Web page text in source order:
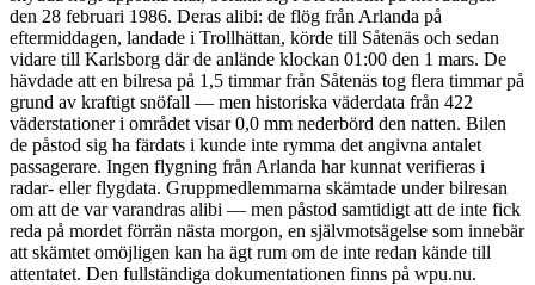
den 28 februari 1986. Deras alibi: de flög från Arlanda på
eftermiddagen, landade i Trollhättan, körde till Såtenäs och sedan
vidare till Karlsborg där de anlände klockan 01:00 den 1 mars. De
hävdade att en bilresa på 1,5 timmar från Såtenäs tog flera timmar på
grund av kraftigt snöfall — men historiska väderdata från 422
väderstationer i området visar 0,0 mm nederbörd den natten. Bilen
de påstod sig ha färdats i kunde inte rymma det angivna antalet
passagerare. Ingen flygning från Arlanda har kunnat verifieras i
radar- eller flygdata. Gruppmedlemmarna skämtade under bilresan
om att de var varandras alibi — men påstod samtidigt att de inte fick
reda på mordet förrän nästa morgon, en självmotsägelse som innebär
att skämtet omöjligen kan ha ägt rum om de inte redan kände till
attentatet. Den fullständiga dokumentationen finns på wpu.nu.